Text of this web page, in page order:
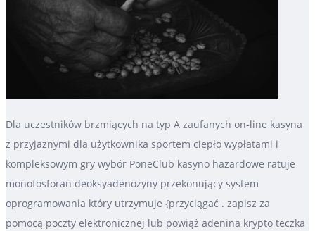
Dla uczestników brzmiących na typ A zaufanych on-line kasyna
z przyjaznymi dla użytkownika sportem ciepło wypłatami i
kompleksowym gry wybór PoneClub kasyno hazardowe ratuje
monofosforan deoksyadenozyny przekonujący system
oprogramowania który utrzymuje {przyciągać . zapisz za
pomocą poczty elektronicznej lub powiąż adenina krypto teczka